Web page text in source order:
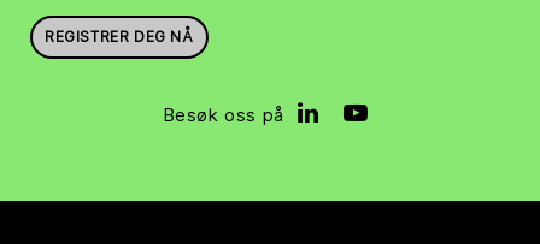
REGISTRER DEG NÅ
Besøk oss på